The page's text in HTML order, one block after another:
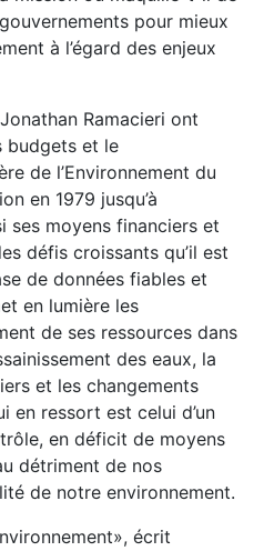
pour mieux
à l’égard des enjeux
Ramacieri ont
budgets et le
de l’Environnement du
en 1979 jusqu’à
ses moyens financiers et
défis croissants qu’il est
de données fiables et
en lumière les
de ses ressources dans
des eaux, la
et les changements
en ressort est celui d’un
en déficit de moyens
détriment de nos
de notre environnement.
écrit